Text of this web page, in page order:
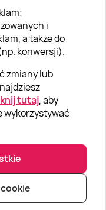
i
a także do
konwersji).
zmiany lub
tutaj, aby
wykorzystywać
57 20